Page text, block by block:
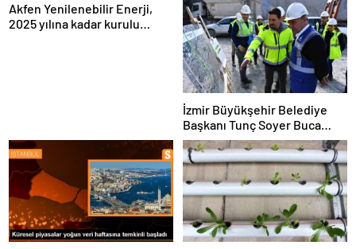
Akfen Yenilenebilir Enerji,
2025 yılına kadar kurulu
İzmir Büyükşehir Belediye
Başkanı Tunç Soyer Buca
Onat Tüneli çalışmalarını
inceledi